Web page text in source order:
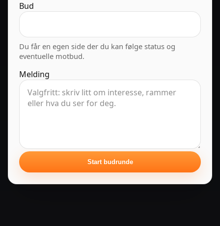
Bud
Du får en egen side der du kan følge status og
eventuelle motbud.
Melding
Start budrunde